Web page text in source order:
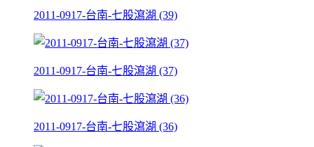
2011-0917-台南-七股瀉湖 (39)
2011-0917-台南-七股瀉湖 (37)
2011-0917-台南-七股瀉湖 (36)